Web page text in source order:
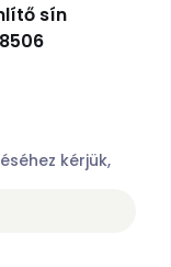
sín
kérjük,